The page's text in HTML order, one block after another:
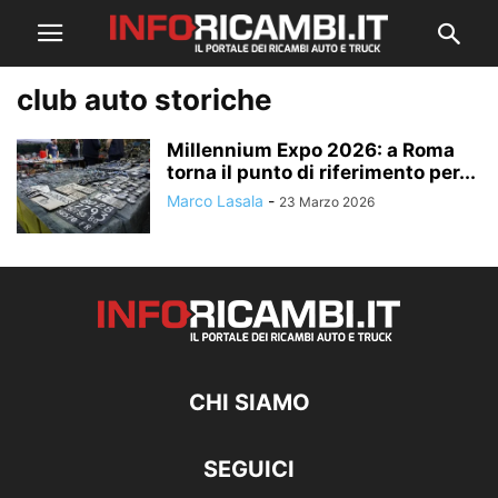
club auto storiche
Millennium Expo 2026: a Roma
torna il punto di riferimento per...
Marco Lasala - 23 Marzo 2026
CHI SIAMO
SEGUICI